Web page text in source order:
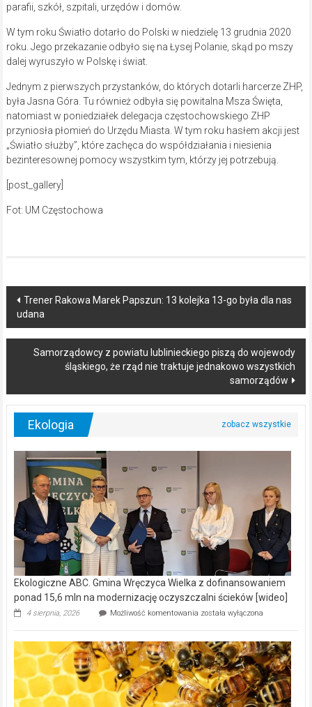
parafii, szkół, szpitali, urzędów i domów.
W tym roku Światło dotarło do Polski w niedzielę 13 grudnia 2020
roku. Jego przekazanie odbyło się na Łysej Polanie, skąd po mszy
dalej wyruszyło w Polskę i świat.
Jednym z pierwszych przystanków, do których dotarli harcerze ZHP,
była Jasna Góra. Tu również odbyła się powitalna Msza Święta,
natomiast w poniedziałek delegacja częstochowskiego ZHP
przyniosła płomień do Urzędu Miasta. W tym roku hasłem akcji jest
„Światło służby”, które zachęca do współdziałania i niesienia
bezinteresownej pomocy wszystkim tym, którzy jej potrzebują.
[post_gallery]
Fot: UM Częstochowa
Post
navigation
Trener Rakowa Marek Papszun: 13 kolejka 13-go była dla nas
udana
Samorządowcy z powiatu lublinieckiego piszą do wojewody
śląskiego, że rząd nie traktuje jednakowo wszystkich
samorządów
Ekologia
Ekologiczne ABC. Gmina Wręczyca Wielka z dofinansowaniem
ponad 15,6 mln na modernizację oczyszczalni ścieków [wideo]
4 sierpnia, 2026 Możliwość komentowania Ekologiczne
Wręczyca
Wielka
z
dofinansowaniem
ponad
15,6
została wyłączona